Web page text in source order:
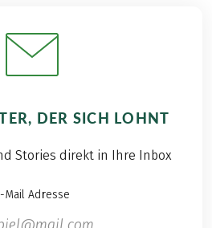
DER SICH LOHNT
Stories direkt in Ihre Inbox
Mail Adresse